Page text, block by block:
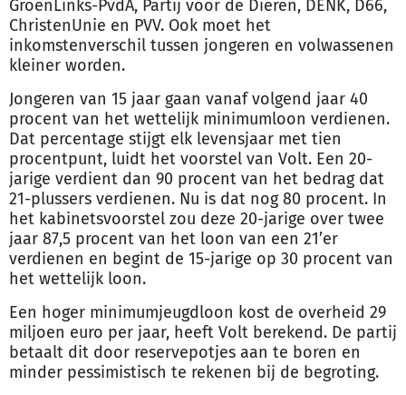
GroenLinks-PvdA, Partij voor de Dieren, DENK, D66,
ChristenUnie en PVV. Ook moet het
inkomstenverschil tussen jongeren en volwassenen
kleiner worden.
Jongeren van 15 jaar gaan vanaf volgend jaar 40
procent van het wettelijk minimumloon verdienen.
Dat percentage stijgt elk levensjaar met tien
procentpunt, luidt het voorstel van Volt. Een 20-
jarige verdient dan 90 procent van het bedrag dat
21-plussers verdienen. Nu is dat nog 80 procent. In
het kabinetsvoorstel zou deze 20-jarige over twee
jaar 87,5 procent van het loon van een 21’er
verdienen en begint de 15-jarige op 30 procent van
het wettelijk loon.
Een hoger minimumjeugdloon kost de overheid 29
miljoen euro per jaar, heeft Volt berekend. De partij
betaalt dit door reservepotjes aan te boren en
minder pessimistisch te rekenen bij de begroting.